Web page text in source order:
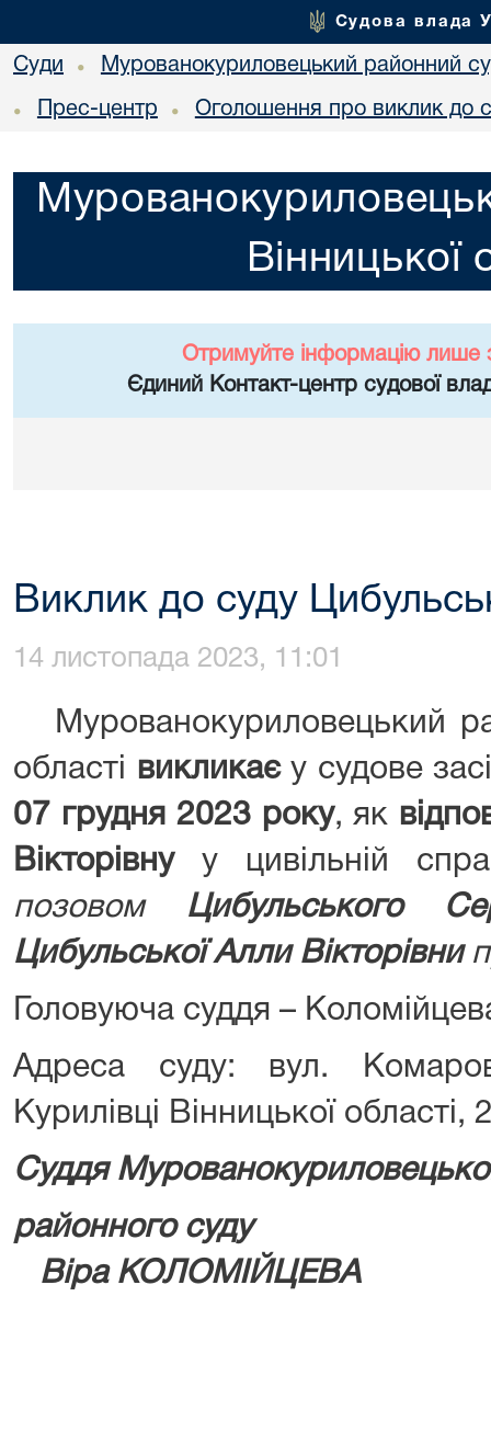
Судова влада
Суди • Мурованокуриловецький районний
• Прес-центр • Оголошення про виклик до
Вінницької
Отримуйте інформацію лише
Єдиний Контакт-центр судової
Виклик до суду
14 листопада 2023, 11:01
Мурованокуриловецький
області
викликаєу судове
07 грудня 2023 року, як
Вікторівнуу цивільній
позовом Цибульського
Цибульської Алли Вікторівни
Головуюча суддя –
Адреса суду: вул.
Курилівці Вінницької області,
Суддя
Віра КОЛОМІЙЦЕВА